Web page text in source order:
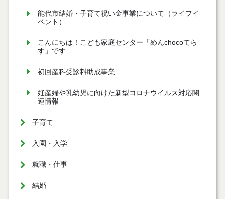
能代市結婚・子育て祝い金事業について（ライフイ
ベント）
こんにちは！こども家庭センター「めんchocoてら
す」です
初回産科受診料助成事業
妊産婦や乳幼児に向けた新型コロナウイルス対応関
連情報
子育て
入園・入学
就職・仕事
結婚